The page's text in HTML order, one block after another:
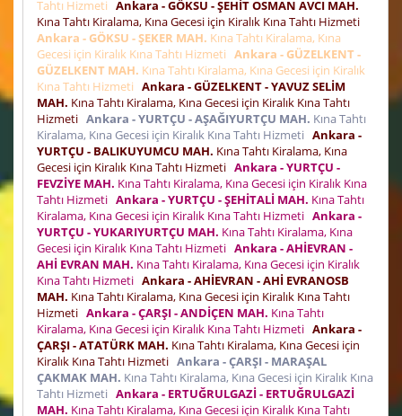
Tahtı Hizmeti Ankara - GÖKSU - ŞEHİT OSMAN AVCI MAH.
Kına Tahtı Kiralama, Kına Gecesi için Kiralık Kına Tahtı Hizmeti
Ankara - GÖKSU - ŞEKER MAH. Kına Tahtı Kiralama, Kına
Gecesi için Kiralık Kına Tahtı Hizmeti Ankara - GÜZELKENT -
GÜZELKENT MAH. Kına Tahtı Kiralama, Kına Gecesi için Kiralık
Kına Tahtı Hizmeti Ankara - GÜZELKENT - YAVUZ SELİM
MAH. Kına Tahtı Kiralama, Kına Gecesi için Kiralık Kına Tahtı
Hizmeti Ankara - YURTÇU - AŞAĞIYURTÇU MAH. Kına Tahtı
Kiralama, Kına Gecesi için Kiralık Kına Tahtı Hizmeti Ankara -
YURTÇU - BALIKUYUMCU MAH. Kına Tahtı Kiralama, Kına
Gecesi için Kiralık Kına Tahtı Hizmeti Ankara - YURTÇU -
FEVZİYE MAH. Kına Tahtı Kiralama, Kına Gecesi için Kiralık Kına
Tahtı Hizmeti Ankara - YURTÇU - ŞEHİTALİ MAH. Kına Tahtı
Kiralama, Kına Gecesi için Kiralık Kına Tahtı Hizmeti Ankara -
YURTÇU - YUKARIYURTÇU MAH. Kına Tahtı Kiralama, Kına
Gecesi için Kiralık Kına Tahtı Hizmeti Ankara - AHİEVRAN -
AHİ EVRAN MAH. Kına Tahtı Kiralama, Kına Gecesi için Kiralık
Kına Tahtı Hizmeti Ankara - AHİEVRAN - AHİ EVRANOSB
MAH. Kına Tahtı Kiralama, Kına Gecesi için Kiralık Kına Tahtı
Hizmeti Ankara - ÇARŞI - ANDİÇEN MAH. Kına Tahtı
Kiralama, Kına Gecesi için Kiralık Kına Tahtı Hizmeti Ankara -
ÇARŞI - ATATÜRK MAH. Kına Tahtı Kiralama, Kına Gecesi için
Kiralık Kına Tahtı Hizmeti Ankara - ÇARŞI - MARAŞAL
ÇAKMAK MAH. Kına Tahtı Kiralama, Kına Gecesi için Kiralık Kına
Tahtı Hizmeti Ankara - ERTUĞRULGAZİ - ERTUĞRULGAZİ
MAH. Kına Tahtı Kiralama, Kına Gecesi için Kiralık Kına Tahtı